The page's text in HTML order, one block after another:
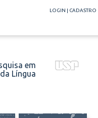
LOGIN | CADASTRO
em
Língua